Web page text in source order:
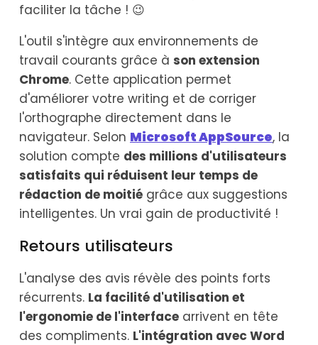
faciliter la tâche ! 😉
L'outil s'intègre aux environnements de
travail courants grâce à son extension
Chrome. Cette application permet
d'améliorer votre writing et de corriger
l'orthographe directement dans le
navigateur. Selon Microsoft AppSource, la
solution compte des millions d'utilisateurs
satisfaits qui réduisent leur temps de
rédaction de moitié grâce aux suggestions
intelligentes. Un vrai gain de productivité !
Retours utilisateurs
L'analyse des avis révèle des points forts
récurrents. La facilité d'utilisation et
l'ergonomie de l'interface arrivent en tête
des compliments. L'intégration avec Word